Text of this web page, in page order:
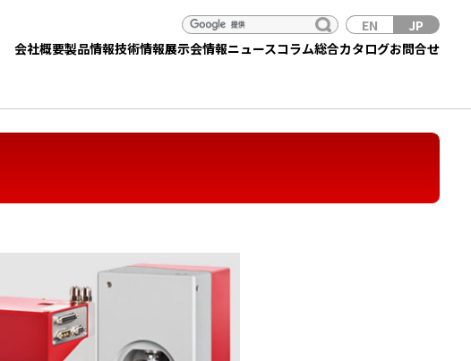
会社概要製品情報技術情報展示会情報ニュースコラム総合カタログお問合せ
EN JP